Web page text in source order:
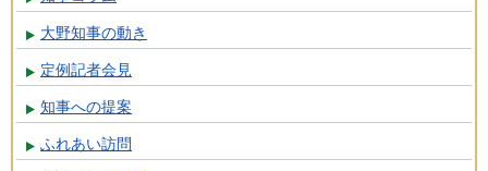
大野知事の動き
定例記者会見
知事への提案
ふれあい訪問